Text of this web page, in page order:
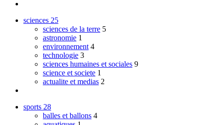
sciences 25
sciences de la terre 5
astronomie 1
environnement 4
technologie 3
sciences humaines et sociales 9
science et societe 1
actualite et medias 2
sports 28
balles et ballons 4